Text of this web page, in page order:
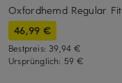
Oxfordhemd Regular Fit
46,99 €
Bestpreis:39,94 €
Ursprünglich: 59 €